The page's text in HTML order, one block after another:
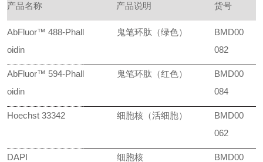
产品名称 产品说明 货号
AbFluor™ 488-Phall
oidin
鬼笔环肽（绿色）
BMD00
082
AbFluor™ 594-Phall
oidin
鬼笔环肽（红色）
BMD00
084
Hoechst 33342 细胞核（活细胞）
BMD00
062
DAPI 细胞核
BMD00